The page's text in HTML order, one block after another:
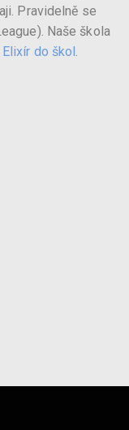
Pravidelně se
Naše škola
Elixír do škol.